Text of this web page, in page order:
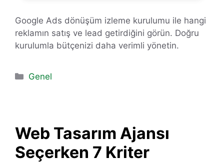
Google Ads dönüşüm izleme kurulumu ile hangi
reklamın satış ve lead getirdiğini görün. Doğru
kurulumla bütçenizi daha verimli yönetin.
Kategoriler
Genel
Web Tasarım Ajansı
Seçerken 7 Kriter